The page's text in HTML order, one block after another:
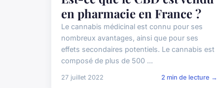
en pharmacie en France ?
Le cannabis médicinal est connu pour ses
nombreux avantages, ainsi que pour ses
effets secondaires potentiels. Le cannabis est
composé de plus de 500 ...
27 juillet 2022 2 min de lecture →